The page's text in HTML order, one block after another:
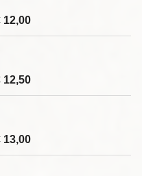
12,00
12,50
13,00